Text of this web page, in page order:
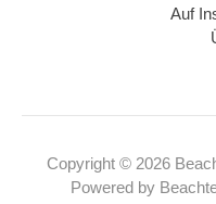
Auf
Copyright © 2026
Powered by